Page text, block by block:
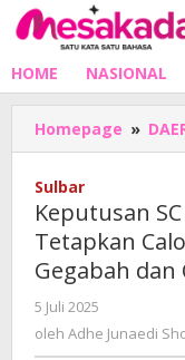
Lewati
ke
HOME NASIONAL
Homepage »
Sulbar
Keputusan
Tetapkan
Gegabah dan
5 Juli 2025
Adhe
Junaedi
oleh Adhe Junaedi